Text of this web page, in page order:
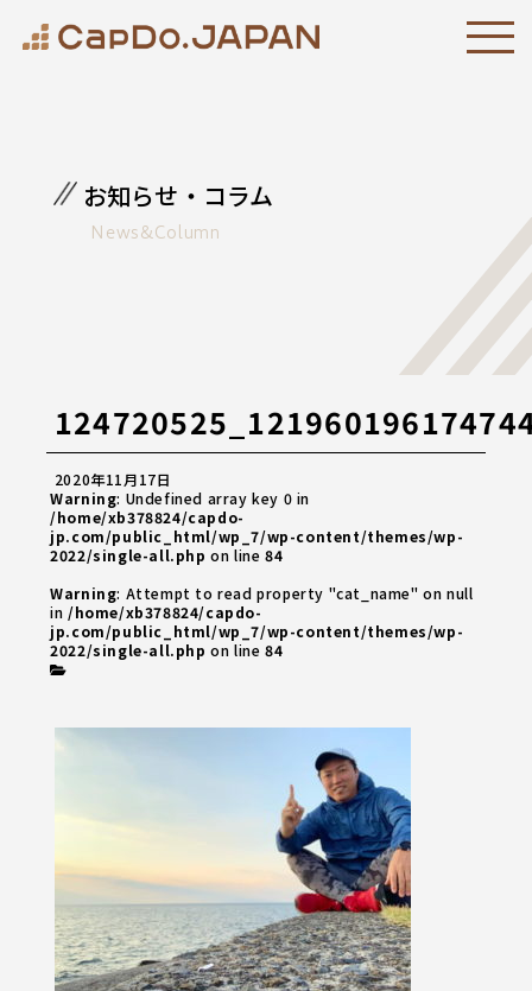
お知らせ・コラム
News&Column
2020年11月17日
Warning: Undefined array key 0 in
/home/xb378824/capdo-
jp.com/public_html/wp_7/wp-content/themes/wp-
2022/single-all.php on line84
Warning: Attempt to read property "cat_name" on null
in/home/xb378824/capdo-
jp.com/public_html/wp_7/wp-content/themes/wp-
2022/single-all.php on line84